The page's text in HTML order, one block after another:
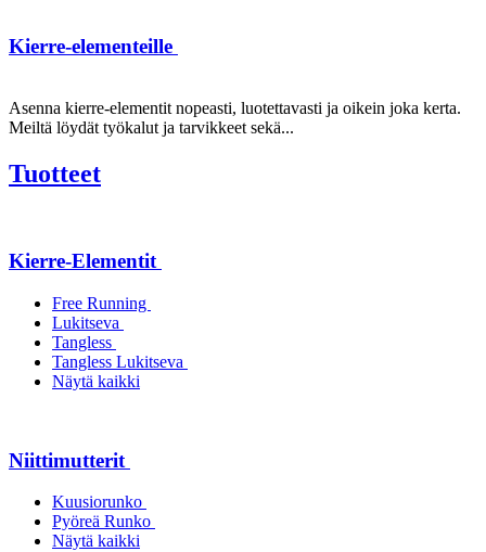
Kierre-elementeille
Asenna kierre-elementit nopeasti, luotettavasti ja oikein joka kerta.
Meiltä löydät työkalut ja tarvikkeet sekä...
Tuotteet
Kierre-Elementit
Free Running
Lukitseva
Tangless
Tangless Lukitseva
Näytä kaikki
Niittimutterit
Kuusiorunko
Pyöreä Runko
Näytä kaikki